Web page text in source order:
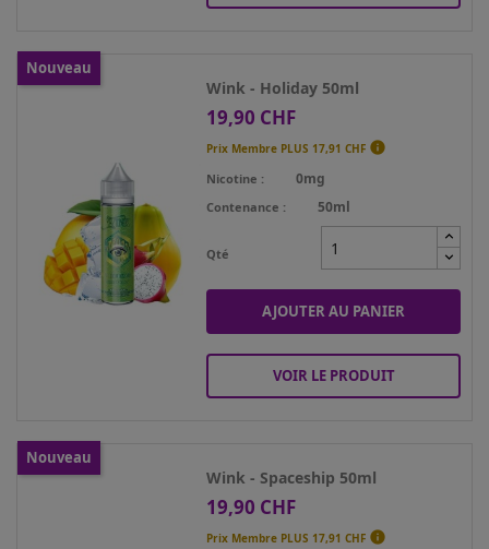
Wink - Holiday 50ml
Prix
19,90 CHF
Prix Membre PLUS 17,91 CHF 
Nicotine 0mg
Contenance 50ml
Qté
AJOUTER AU PANIER
VOIR LE PRODUIT
Nouveau
Wink - Spaceship 50ml
Prix
19,90 CHF
Prix Membre PLUS 17,91 CHF 
Nouveau